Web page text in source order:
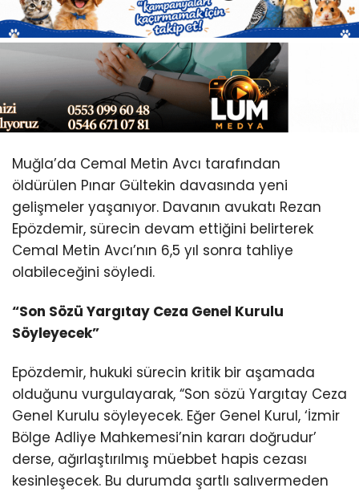
Muğla’da Cemal Metin Avcı tarafından
öldürülen Pınar Gültekin davasında yeni
gelişmeler yaşanıyor. Davanın avukatı Rezan
Epözdemir, sürecin devam ettiğini belirterek
Cemal Metin Avcı’nın 6,5 yıl sonra tahliye
olabileceğini söyledi.
“Son Sözü Yargıtay Ceza Genel Kurulu
Söyleyecek”
Epözdemir, hukuki sürecin kritik bir aşamada
olduğunu vurgulayarak, “Son sözü Yargıtay Ceza
Genel Kurulu söyleyecek. Eğer Genel Kurul, ‘İzmir
Bölge Adliye Mahkemesi’nin kararı doğrudur’
derse, ağırlaştırılmış müebbet hapis cezası
kesinleşecek. Bu durumda şartlı salıvermeden